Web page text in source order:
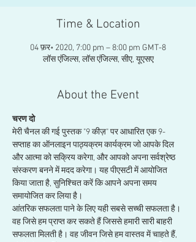
Time & Location
04 फ़र॰ 2020, 7:00 pm – 8:00 pm GMT-8
लॉस एंजिल्स, लॉस एंजिल्स, सीए, यूएसए
About the Event
चरण दो
मेरी चैनल की गई पुस्तक "9 कीज़" पर आधारित एक 9-
सप्ताह का ऑनलाइन पाठ्यक्रम कार्यक्रम जो आपके दिल
और आत्मा को सक्रिय करेगा, और आपको अपना सर्वश्रेष्ठ
संस्करण बनने में मदद करेगा। यह पीएसटी में आयोजित
किया जाता है, सुनिश्चित करें कि आपने अपना समय
समायोजित कर लिया है।
आंतरिक सफलता पाने के लिए यही सबसे सच्ची सफलता है।
वह जिसे हम प्राप्त कर सकते हैं जिससे हमारी सारी बाहरी
सफलता मिलती है। वह जीवन जिसे हम वास्तव में चाहते हैं,